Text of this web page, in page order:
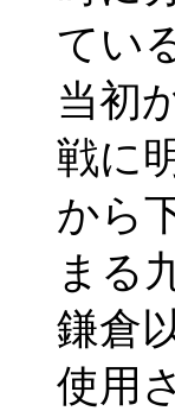
てい
当初
戦に
から
まる
鎌倉
使用